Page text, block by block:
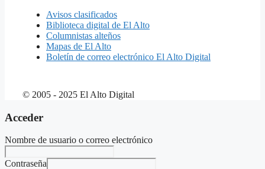
Avisos clasificados
Biblioteca digital de El Alto
Columnistas alteños
Mapas de El Alto
Boletín de correo electrónico El Alto Digital
© 2005 - 2025 El Alto Digital
Acceder
Nombre de usuario o correo electrónico
Contraseña